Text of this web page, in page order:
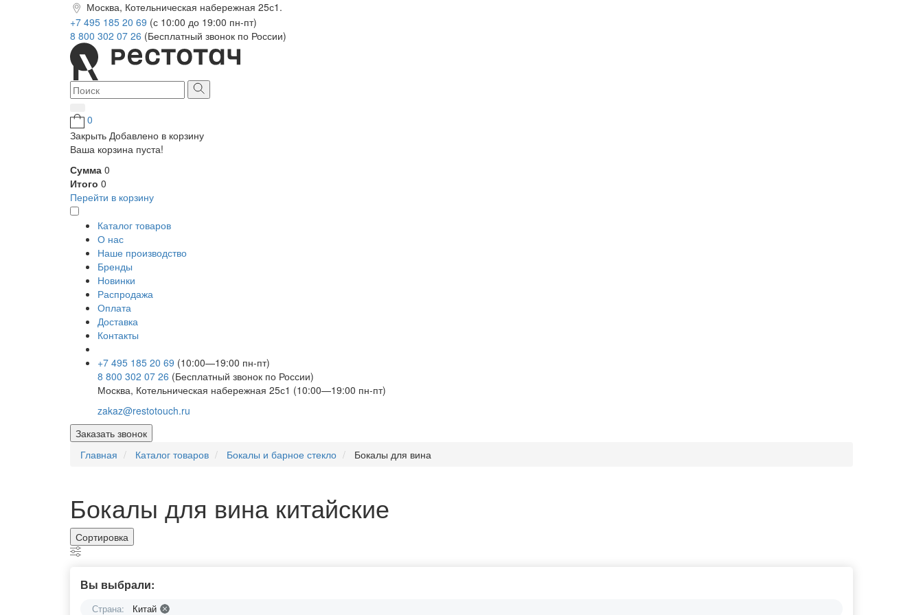
Москва, Котельническая набережная 25с1.
+7 495 185 20 69 (с 10:00 до 19:00 пн-пт)
8 800 302 07 26 (Бесплатный звонок по России)
0
Закрыть Добавлено в корзину
Ваша корзина пуста!
Сумма 0
Итого 0
Перейти в корзину
Каталог товаров
О нас
Наше производство
Бренды
Новинки
Распродажа
Оплата
Доставка
Контакты
+7 495 185 20 69 (10:00—19:00 пн-пт)
8 800 302 07 26 (Бесплатный звонок по России)
Москва, Котельническая набережная 25с1 (10:00—19:00 пн-пт)
zakaz@restotouch.ru
Заказать звонок
Главная
Каталог товаров Бокалы и барное стекло Бокалы для вина
Бокалы для вина китайские
Сортировка
Вы выбрали:
Страна: Китай